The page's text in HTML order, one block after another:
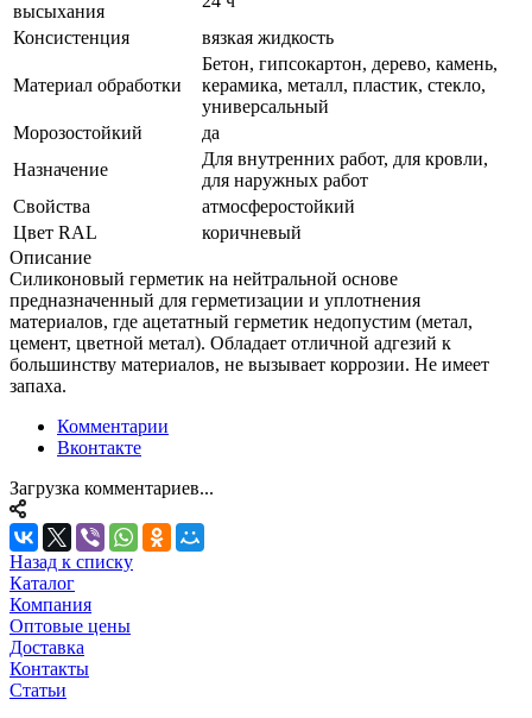
высыхания
Консистенция
вязкая жидкость
Материал обработки
Бетон, гипсокартон, дерево, камень,
керамика, металл, пластик, стекло,
универсальный
Морозостойкий
да
Назначение
Для внутренних работ, для кровли,
для наружных работ
Свойства
атмосферостойкий
Цвет RAL
коричневый
Описание
Силиконовый герметик на нейтральной основе
предназначенный для герметизации и уплотнения
материалов, где ацетатный герметик недопустим (метал,
цемент, цветной метал). Обладает отличной адгезий к
большинству материалов, не вызывает коррозии. Не имеет
запаха.
Комментарии
Вконтакте
Загрузка комментариев...
Назад к списку
Каталог
Компания
Оптовые цены
Доставка
Контакты
Статьи